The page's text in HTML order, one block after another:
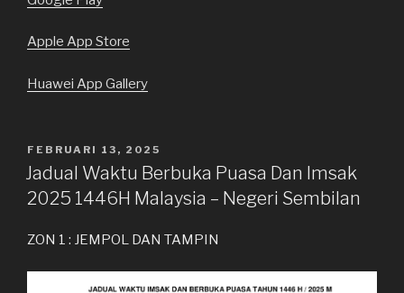
Apple App Store
Huawei App Gallery
DIKIRIM
PADA
FEBRUARI 13, 2025
Jadual Waktu Berbuka Puasa Dan Imsak
2025 1446H Malaysia – Negeri Sembilan
ZON 1 : JEMPOL DAN TAMPIN